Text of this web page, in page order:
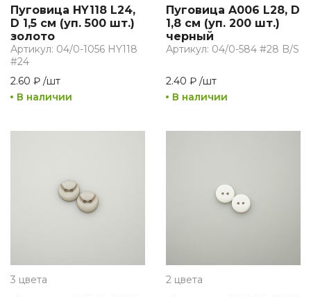
Пуговица HY118 L24,
D 1,5 см (уп. 500 шт.)
золото
Артикул: 04/0-1056 HY118
#24
2.60 ₽ /шт
В наличии
Пуговица A006 L28, D
1,8 см (уп. 200 шт.)
черный
Артикул: 04/0-584 #28 B/S
2.40 ₽ /шт
В наличии
3 цвета 2 цвета